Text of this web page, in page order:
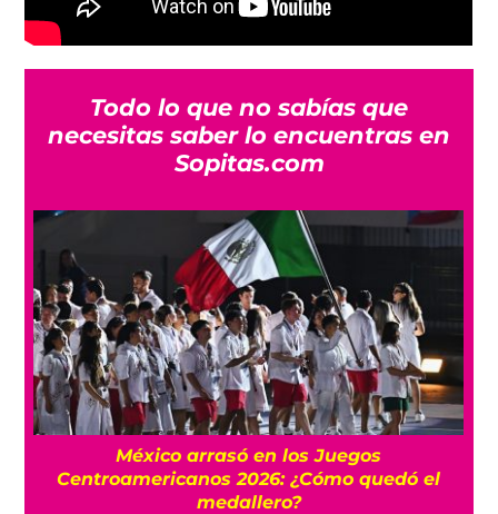
Todo lo que no sabías que
necesitas saber lo encuentras en
Sopitas.com
México arrasó en los Juegos
Centroamericanos 2026: ¿Cómo quedó el
medallero?